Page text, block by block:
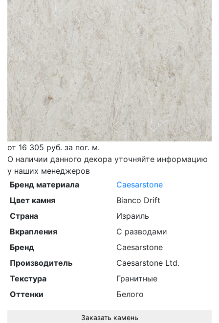
от 16 305 руб. за пог. м.
О наличии данного декора уточняйте информацию
у наших менеджеров
Бренд материала
Caesarstone
Цвет камня
Bianco Drift
Страна
Израиль
Вкрапления
С разводами
Бренд
Caesarstone
Производитель
Caesarstone Ltd.
Текстура
Гранитные
Оттенки
Белого
Заказать камень